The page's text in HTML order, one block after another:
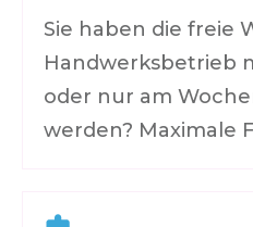
Sie haben die freie
Handwerksbetrieb
oder nur am
werden? Maximale